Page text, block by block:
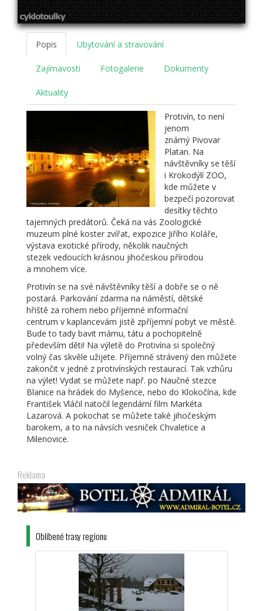
Popis Ubytování a stravování
Zajímavosti Fotogalerie Dokumenty
Aktuality
Protivín, to není
jenom
známý Pivovar
Platan. Na
návštěvníky se těší
i Krokodýlí ZOO,
kde můžete v
bezpečí pozorovat
desítky těchto
tajemných predátorů. Čeká na vás Zoologické
muzeum plné koster zvířat, expozice Jiřího Koláře,
výstava exotické přírody, několik naučných
stezek vedoucích krásnou jihočeskou přírodou
a mnohem více.
Protivín se na své návštěvníky těší a dobře se o ně
postará. Parkování zdarma na náměstí, dětské
hřiště za rohem nebo příjemné informační
centrum v kaplancevám jistě zpříjemní pobyt ve městě.
Bude to tady bavit mámu, tátu a pochopitelně
především děti! Na výletě do Protivína si společný
volný čas skvěle užijete. Příjemně strávený den můžete
zakončit v jedné z protivínských restaurací. Tak vzhůru
na výlet! Vydat se můžete např. po Naučné stezce
Blanice na hrádek do Myšence, nebo do Klokočína, kde
František Vláčil natočil legendární film Markéta
Lazarová. A pokochat se můžete také jihočeským
barokem, a to na návsích vesniček Chvaletice a
Milenovice.
Reklama
Oblíbené trasy regionu